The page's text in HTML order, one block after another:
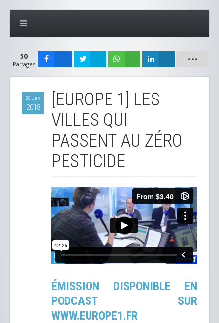
50
Partages
29 Jan
2018
[EUROPE 1] LES
VILLES QUI
PASSENT AU ZÉRO
PESTICIDE
ÉMISSION DISPONIBLE EN
PODCAST SUR
WWW.EUROPE1.FR